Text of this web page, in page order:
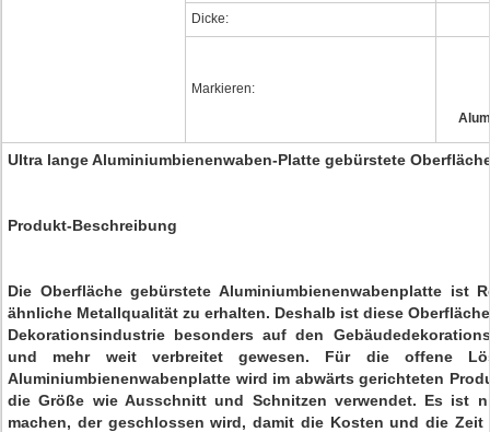
Dicke:
Markieren:
Ultra lange Aluminiumbienenwaben-Platte gebürstete
Produkt-Beschreibung
Die Oberfläche gebürstete Aluminiumbienenwabenplatte ist
ähnliche Metallqualität zu erhalten. Deshalb ist diese
Dekorationsindustrie besonders auf den
und mehr weit verbreitet gewesen. Für die offene
Aluminiumbienenwabenplatte wird im abwärts gerichteten
die Größe wie Ausschnitt und Schnitzen verwendet. Es ist
machen, der geschlossen wird, damit die Kosten und die